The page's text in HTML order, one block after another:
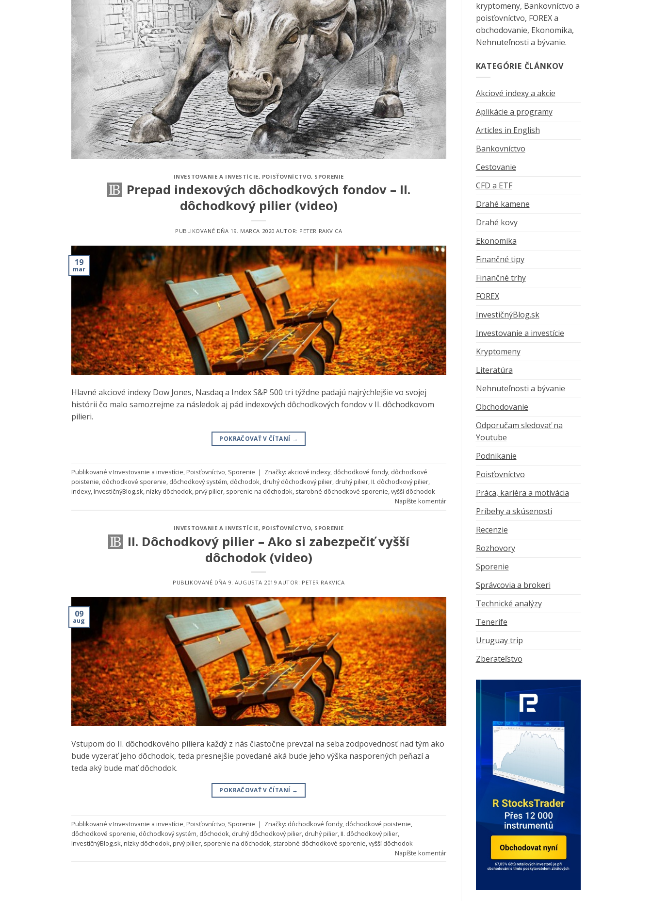
INVESTOVANIE A INVESTÍCIE, POISŤOVNÍCTVO, SPORENIE
Prepad indexových dôchodkových fondov – II.
dôchodkový pilier (video)
PUBLIKOVANÉ DŇA 19. MARCA 2020 AUTOR: PETER RAKVICA
19
mar
Hlavné akciové indexy Dow Jones, Nasdaq a Index S&P 500 tri týždne padajú najrýchlejšie vo svojej
histórii čo malo samozrejme za následok aj pád indexových dôchodkových fondov v II. dôchodkovom
pilieri.
POKRAČOVAŤ V ČÍTANÍ →
Publikované vInvestovanie a investície,Poisťovníctvo, Sporenie | Značky: akciové indexy, dôchodkové fondy, dôchodkové
poistenie, dôchodkové sporenie, dôchodkový systém, dôchodok, druhý dôchodkový pilier, druhý pilier,II. dôchodkový pilier,
indexy,InvestičnýBlog.sk,nízky dôchodok,prvý pilier, sporenie na dôchodok, starobné dôchodkové sporenie,vyšší dôchodok
Napíšte komentár
INVESTOVANIE A INVESTÍCIE, POISŤOVNÍCTVO, SPORENIE
II. Dôchodkový pilier – Ako si zabezpečiť vyšší
dôchodok (video)
PUBLIKOVANÉ DŇA 9. AUGUSTA 2019 AUTOR: PETER RAKVICA
09
aug
Vstupom do II. dôchodkového piliera každý z nás čiastočne prevzal na seba zodpovednosť nad tým ako
bude vyzerať jeho dôchodok, teda presnejšie povedané aká bude jeho výška nasporených peňazí a
teda aký bude mať dôchodok.
POKRAČOVAŤ V ČÍTANÍ →
Publikované vInvestovanie a investície Poisťovníctvo Sporenie | Značky: dôchodkové fondy, dôchodkové poistenie
dôchodkové sporenie dôchodkový systém dôchodok druhý dôchodkový pilier druhý pilier II. dôchodkový pilier
InvestičnýBlog.sk nízky dôchodok prvý pilier sporenie na dôchodok starobné dôchodkové sporenie vyšší dôchodok
Napíšte komentár
kryptomeny, Bankovníctvo a
poisťovníctvo, FOREX a
obchodovanie, Ekonomika,
Nehnuteľnosti a bývanie.
KATEGÓRIE ČLÁNKOV
Akciové indexy a akcie
Aplikácie a programy
Articles in English
Bankovníctvo
Cestovanie
CFD a ETF
Drahé kamene
Drahé kovy
Ekonomika
Finančné tipy
Finančné trhy
FOREX
InvestičnýBlog.sk
Investovanie a investície
Kryptomeny
Literatúra
Nehnuteľnosti a bývanie
Obchodovanie
Odporučam sledovať na
Youtube
Podnikanie
Poisťovníctvo
Práca, kariéra a motivácia
Príbehy a skúsenosti
Recenzie
Rozhovory
Sporenie
Správcovia a brokeri
Technické analýzy
Tenerife
Uruguay trip
Zberateľstvo